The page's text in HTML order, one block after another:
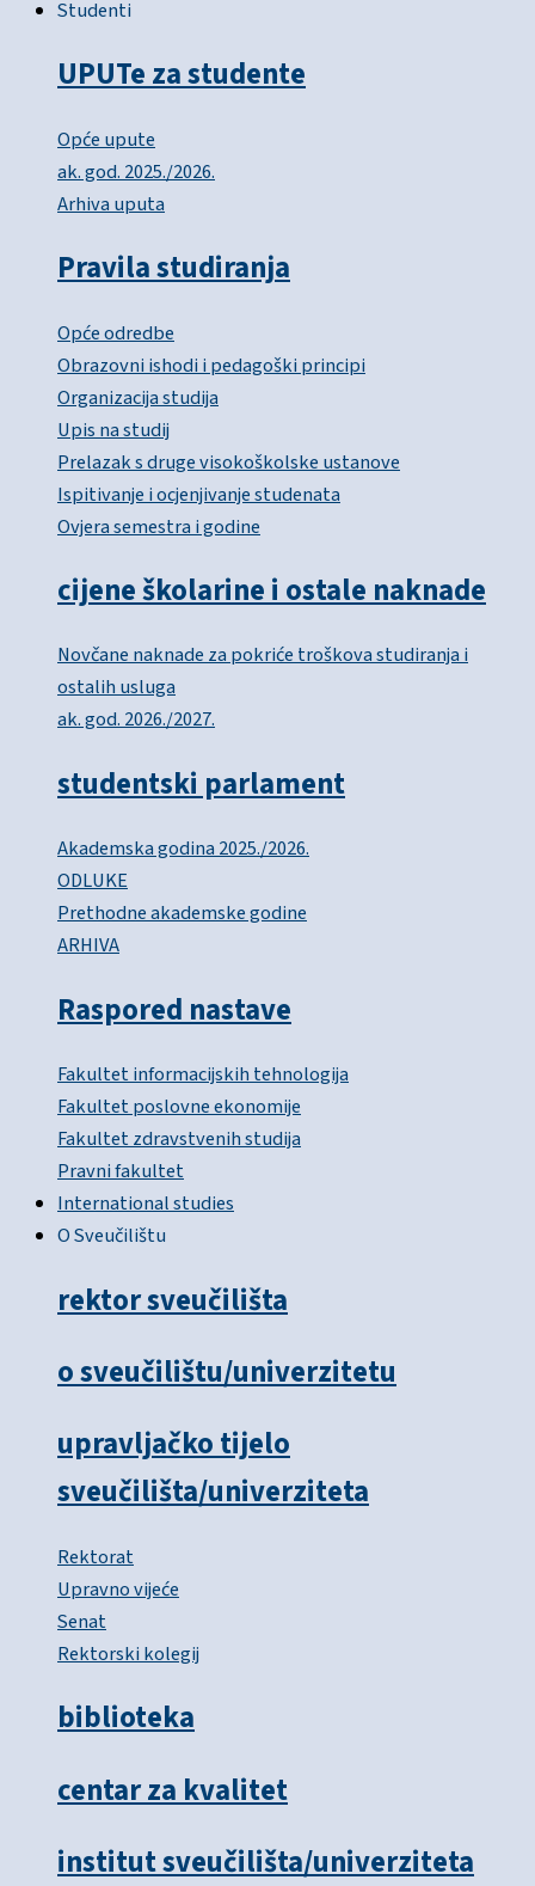
Studenti
UPUTe za studente
Opće upute
ak. god. 2025./2026.
Arhiva uputa
Pravila studiranja
Opće odredbe
Obrazovni ishodi i pedagoški principi
Organizacija studija
Upis na studij
Prelazak s druge visokoškolske ustanove
Ispitivanje i ocjenjivanje studenata
Ovjera semestra i godine
cijene školarine i ostale naknade
Novčane naknade za pokriće troškova studiranja i
ostalih usluga
ak. god. 2026./2027.
studentski parlament
Akademska godina 2025./2026.
ODLUKE
Prethodne akademske godine
ARHIVA
Raspored nastave
Fakultet informacijskih tehnologija
Fakultet poslovne ekonomije
Fakultet zdravstvenih studija
Pravni fakultet
International studies
O Sveučilištu
rektor sveučilišta
o sveučilištu/univerzitetu
upravljačko tijelo
sveučilišta/univerziteta
Rektorat
Upravno vijeće
Senat
Rektorski kolegij
biblioteka
centar za kvalitet
institut sveučilišta/univerziteta